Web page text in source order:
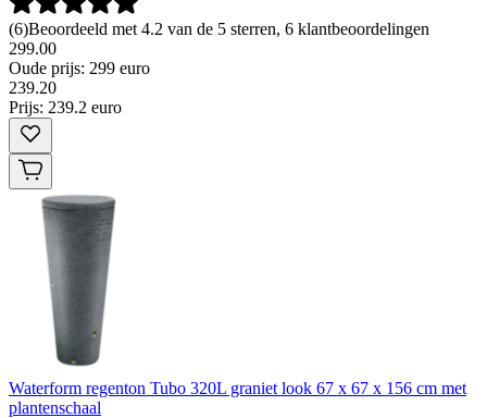
(6)Beoordeeld met 4.2 van de 5 sterren, 6 klantbeoordelingen
299.00
Oude prijs: 299 euro
239.20
Prijs: 239.2 euro
Waterform regenton Tubo 320L graniet look 67 x 67 x 156 cm met
plantenschaal